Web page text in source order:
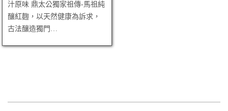
汁原味 鼎太公獨家祖傳-馬祖純
釀紅麴，以天然健康為訴求，
古法釀造獨門…